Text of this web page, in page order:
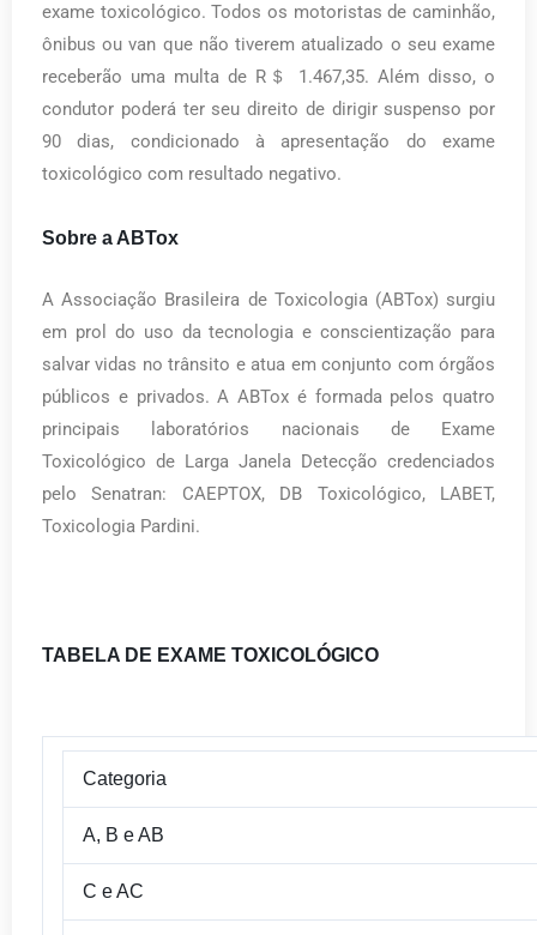
exame toxicológico. Todos os motoristas de caminhão,
ônibus ou van que não tiverem atualizado o seu exame
receberão uma multa de R＄ 1.467,35. Além disso, o
condutor poderá ter seu direito de dirigir suspenso por
90 dias, condicionado à apresentação do exame
toxicológico com resultado negativo.
Sobre a ABTox
A Associação Brasileira de Toxicologia (ABTox) surgiu
em prol do uso da tecnologia e conscientização para
salvar vidas no trânsito e atua em conjunto com órgãos
públicos e privados. A ABTox é formada pelos quatro
principais laboratórios nacionais de Exame
Toxicológico de Larga Janela Detecção credenciados
pelo Senatran: CAEPTOX, DB Toxicológico, LABET,
Toxicologia Pardini.
TABELA DE EXAME TOXICOLÓGICO
Categoria
A, B e AB
C e AC